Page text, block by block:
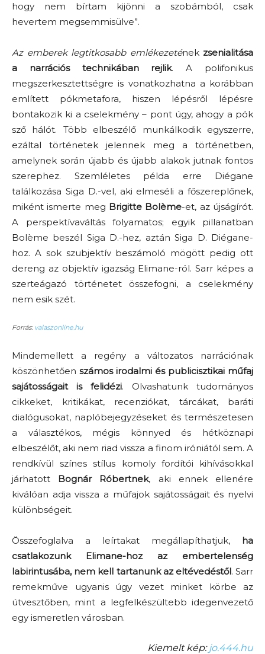
hogy nem bírtam kijönni a szobámból, csak
hevertem megsemmisülve”.
Az emberek legtitkosabb emlékezetének zsenialitása
a narrációs technikában rejlik. A polifonikus
megszerkesztettségre is vonatkozhatna a korábban
említett pókmetafora, hiszen lépésről lépésre
bontakozik ki a cselekmény – pont úgy, ahogy a pók
sző hálót. Több elbeszélő munkálkodik egyszerre,
ezáltal történetek jelennek meg a történetben,
amelynek során újabb és újabb alakok jutnak fontos
szerephez. Szemléletes példa erre Diégane
találkozása Siga D.-vel, aki elmeséli a főszereplőnek,
miként ismerte meg Brigitte Bolème-et, az újságírót.
A perspektívaváltás folyamatos; egyik pillanatban
Bolème beszél Siga D.-hez, aztán Siga D. Diégane-
hoz. A sok szubjektív beszámoló mögött pedig ott
dereng az objektív igazság Elimane-ról. Sarr képes a
szerteágazó történetet összefogni, a cselekmény
nem esik szét.
Forrás: valaszonline.hu
Mindemellett a regény a változatos narrációnak
köszönhetően számos irodalmi és publicisztikai műfaj
sajátosságait is felidézi. Olvashatunk tudományos
cikkeket, kritikákat, recenziókat, tárcákat, baráti
dialógusokat, naplóbejegyzéseket és természetesen
a választékos, mégis könnyed és hétköznapi
elbeszélőt, aki nem riad vissza a finom iróniától sem. A
rendkívül színes stílus komoly fordítói kihívásokkal
járhatott Bognár Róbertnek, aki ennek ellenére
kiválóan adja vissza a műfajok sajátosságait és nyelvi
különbségeit.
Összefoglalva a leírtakat megállapíthatjuk, ha
csatlakozunk Elimane-hoz az embertelenség
labirintusába, nem kell tartanunk az eltévedéstől. Sarr
remekműve ugyanis úgy vezet minket körbe az
útvesztőben, mint a legfelkészültebb idegenvezető
egy ismeretlen városban.
Kiemelt kép:jo.444.hu